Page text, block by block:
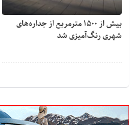
بیش از ۱۵۰۰ مترمربع از جداره‌های
شهری رنگ‌آمیزی شد